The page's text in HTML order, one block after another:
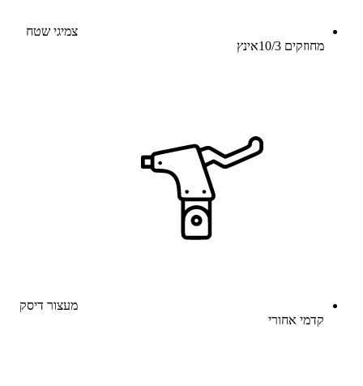
צמיגי שטח
מחוזקים 10/3אינץ
מעצור דיסק
קדמי אחורי